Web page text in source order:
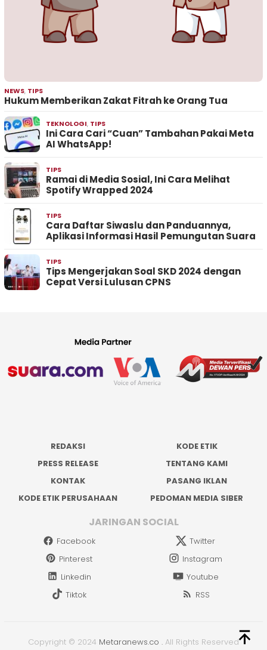
NEWS, TIPS
Hukum Memberikan Zakat Fitrah ke Orang Tua
TEKNOLOGI, TIPS
Ini Cara Cari “Cuan” Tambahan Pakai Meta
AI WhatsApp!
TIPS
Ramai di Media Sosial, Ini Cara Melihat
Spotify Wrapped 2024
TIPS
Cara Daftar Siwaslu dan Panduannya,
Aplikasi Informasi Hasil Pemungutan Suara
TIPS
Tips Mengerjakan Soal SKD 2024 dengan
Cepat Versi Lulusan CPNS
REDAKSI
KODE ETIK
PRESS RELEASE
TENTANG KAMI
KONTAK
PASANG IKLAN
KODE ETIK PERUSAHAAN
PEDOMAN MEDIA SIBER
JARINGAN SOCIAL
Facebook
Twitter
Pinterest
Instagram
Linkedin
Youtube
Tiktok
RSS
Copyright © 2024 Metaranews.co . All Rights Reserved